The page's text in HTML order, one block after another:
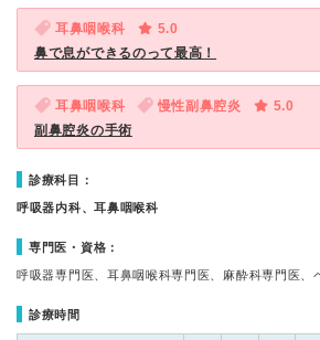
耳鼻咽喉科
5.0
鼻で息ができるのって最高！
耳鼻咽喉科 慢性副鼻腔炎
5.0
副鼻腔炎の手術
診療科目：
呼吸器内科、耳鼻咽喉科
専門医・資格：
呼吸器専門医、耳鼻咽喉科専門医、麻酔科専門医、
診療時間